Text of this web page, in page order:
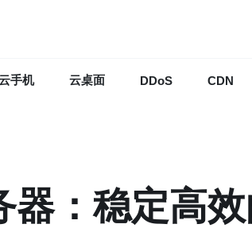
手机 云桌面 DDoS CDN
器：稳定高